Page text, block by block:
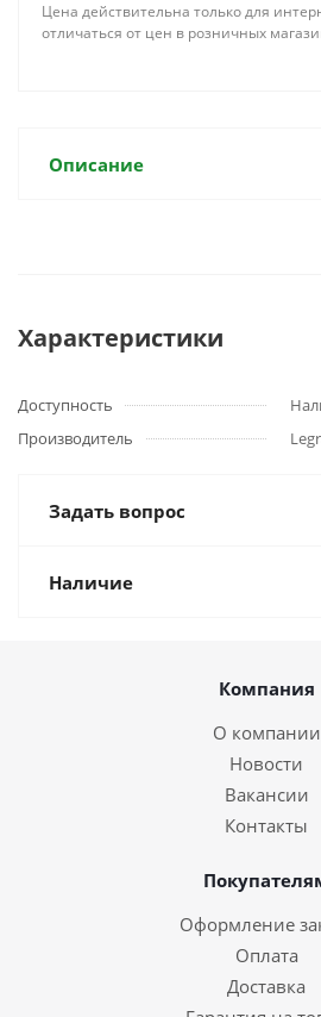
Цена действительна только для
отличаться от цен в розничных
Описание
Характеристики
Доступность
Производитель
Задать вопрос
Наличие
Компания
О компании
Новости
Вакансии
Контакты
Оформление
Оплата
Доставка